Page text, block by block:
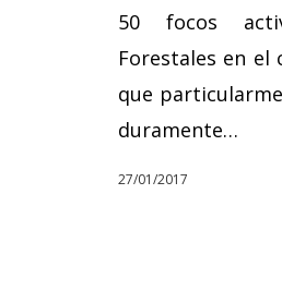
50 focos
Forestales en
que
duramente…
27/01/2017